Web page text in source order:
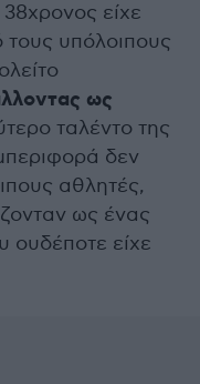
είχε
υπόλοιπους
ως
ταλέντο της
δεν
αθλητές,
ως ένας
είχε